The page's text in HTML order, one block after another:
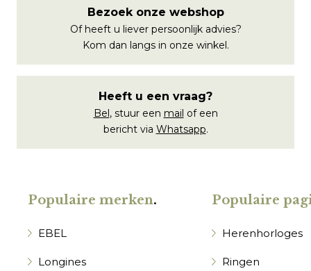
Bezoek onze webshop
Of heeft u liever persoonlijk advies?
Kom dan langs in onze winkel.
Heeft u een vraag?
Bel, stuur een mail of een
bericht via Whatsapp.
Populaire merken.
EBEL
Longines
Populaire
Herenhorloges
Ringen